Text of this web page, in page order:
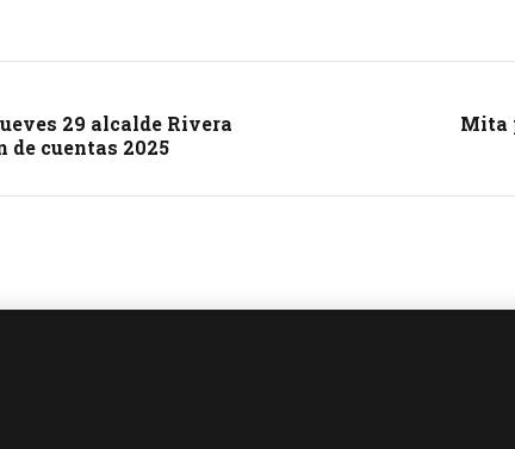
29 alcalde Rivera
cuentas 2025
Mita